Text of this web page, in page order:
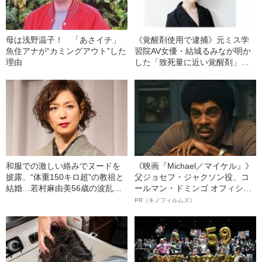
母は浅野温子！ 「あさイチ」
魚住アナが“カミングアウト”した
理由
《覚醒剤使用で逮捕》元ミス学
習院AV女優・結城るみなが明か
した「致死量に近い覚醒剤」を
男との出会い”
和服での激しい絡みでヌードを
披露、“体重150キロ超”の教祖と
結婚…若村麻由美56歳の波乱万
《映画『Michael／マイケル』》
父ジョセフ・ジャクソン役、コ
ールマン・ドミンゴ オフィシャ
ルインタビュー“観客を魅了した
語る”《日本興収70億円突破》
PR（キノフィルムズ）